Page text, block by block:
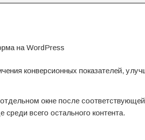
на WordPress
конверсионных показателей,
окне после соответствующей
всего остального контента.